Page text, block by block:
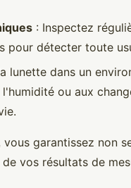
: Inspectez
pour détecter toute
lunette dans un
ou aux
vous garantissez non
de vos résultats de